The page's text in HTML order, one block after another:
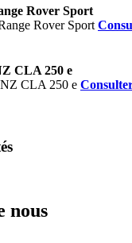
Rover Sport
CLA 250 e
nous